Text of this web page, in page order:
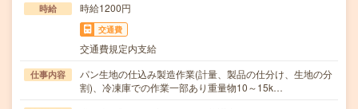
時給 時給1200円
交通費
交通費規定内支給
仕事内容
パン生地の仕込み製造作業(計量、製品の仕分け、生地の分
割)、冷凍庫での作業一部あり重量物10～15k…